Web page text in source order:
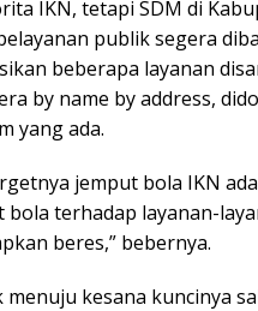
IKN, tetapi SDM di
publik segera
beberapa layanan
by name by address,
yang ada.
jemput bola IKN
bola terhadap layanan-
beres,” bebernya.
kesana kuncinya